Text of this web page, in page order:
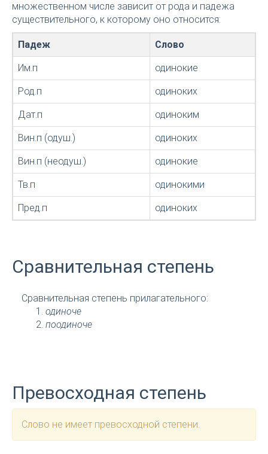
множественном числе зависит от рода и падежа
существительного, к которому оно относится:
Падеж Слово
Им.п одинокие
Род.п одиноких
Дат.п одиноким
Вин.п (одуш.) одиноких
Вин.п (неодуш.) одинокие
Тв.п одинокими
Пред.п одиноких
Сравнительная степень
Сравнительная степень прилагательного:
одиноче
поодиноче
Превосходная степень
Слово не имеет превосходной степени.